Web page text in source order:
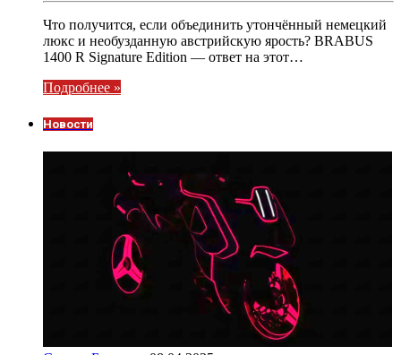
Что получится, если объединить утончённый немецкий
люкс и необузданную австрийскую ярость? BRABUS
1400 R Signature Edition — ответ на этот…
Подробнее »
Новости